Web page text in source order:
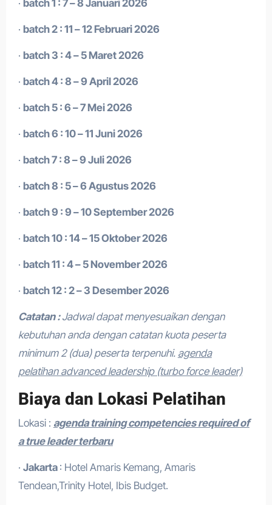
· batch 1 : 7 – 8 Januari 2026
· batch 2 : 11 – 12 Februari 2026
· batch 3 : 4 – 5 Maret 2026
· batch 4 : 8 – 9 April 2026
· batch 5 : 6 – 7 Mei 2026
· batch 6 : 10 – 11 Juni 2026
· batch 7 : 8 – 9 Juli 2026
· batch 8 : 5 – 6 Agustus 2026
· batch 9 : 9 – 10 September 2026
· batch 10 : 14 – 15 Oktober 2026
· batch 11 : 4 – 5 November 2026
· batch 12 : 2 – 3 Desember 2026
Catatan :Jadwal dapat menyesuaikan dengan
kebutuhan anda dengan catatan kuota peserta
minimum 2 (dua) peserta terpenuhi. agenda
pelatihan advanced leadership (turbo force leader)
Biaya dan Lokasi Pelatihan
Lokasi : agenda training competencies required of
a true leader terbaru
· Jakarta : Hotel Amaris Kemang, Amaris
Tendean,Trinity Hotel, Ibis Budget.